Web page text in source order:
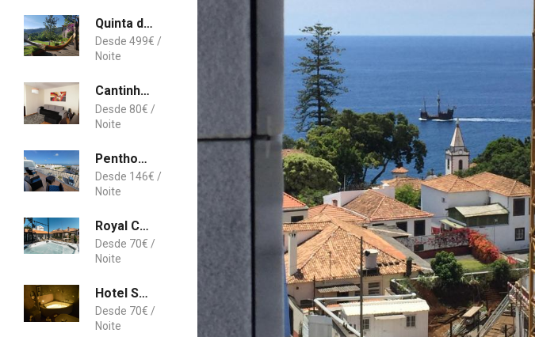
Quinta das Tres Fontes
499€
Cantinho da Ana
80€
Penthouse Roma
146€
Royal Collection Covilhã
70€
Hotel São Bento da Porta Aberta
70€